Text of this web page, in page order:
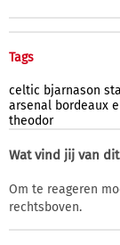
Tags
celtic bjarnason
arsenal bordeaux
theodor
Wat vind jij van
Om te reageren
rechtsboven.